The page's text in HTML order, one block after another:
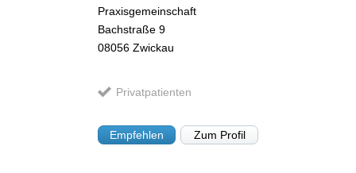
Praxisgemeinschaft
Bachstraße 9
08056 Zwickau
Privatpatienten
Empfehlen Zum Profil